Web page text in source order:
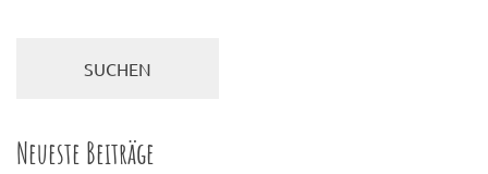
Neueste Beiträge